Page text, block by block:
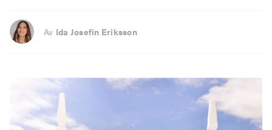
Av Ida Josefin Eriksson